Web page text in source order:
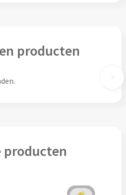
producten
producten